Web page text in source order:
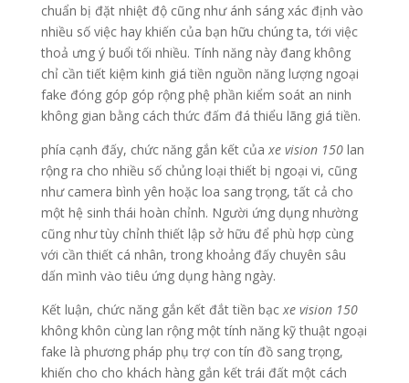
chuẩn bị đặt nhiệt độ cũng như ánh sáng xác định vào
nhiều số việc hay khiến của bạn hữu chúng ta, tới việc
thoả ưng ý buổi tối nhiều. Tính năng này đang không
chỉ cần tiết kiệm kinh giá tiền nguồn năng lượng ngoại
fake đóng góp góp rộng phệ phần kiểm soát an ninh
không gian bằng cách thức đấm đá thiểu lãng giá tiền.
phía cạnh đấy, chức năng gắn kết củaxe vision 150lan
rộng ra cho nhiều số chủng loại thiết bị ngoại vi, cũng
như camera bình yên hoặc loa sang trọng, tất cả cho
một hệ sinh thái hoàn chỉnh. Người ứng dụng nhường
cũng như tùy chỉnh thiết lập sở hữu để phù hợp cùng
với cần thiết cá nhân, trong khoảng đấy chuyên sâu
dấn mình vào tiêu ứng dụng hàng ngày.
Kết luận, chức năng gắn kết đắt tiền bạcxe vision 150
không khôn cùng lan rộng một tính năng kỹ thuật ngoại
fake là phương pháp phụ trợ con tín đồ sang trọng,
khiến cho cho khách hàng gắn kết trái đất một cách